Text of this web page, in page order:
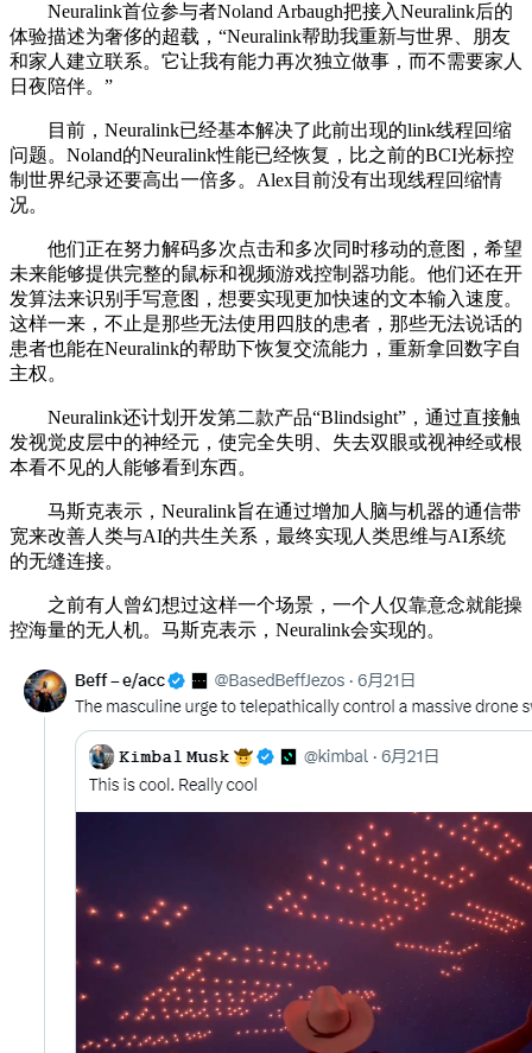
Neuralink首位参与者Noland Arbaugh把接入Neuralink后的
体验描述为奢侈的超载，“Neuralink帮助我重新与世界、朋友
和家人建立联系。它让我有能力再次独立做事，而不需要家人
日夜陪伴。”
目前，Neuralink已经基本解决了此前出现的link线程回缩
问题。Noland的Neuralink性能已经恢复，比之前的BCI光标控
制世界纪录还要高出一倍多。Alex目前没有出现线程回缩情
况。
他们正在努力解码多次点击和多次同时移动的意图，希望
未来能够提供完整的鼠标和视频游戏控制器功能。他们还在开
发算法来识别手写意图，想要实现更加快速的文本输入速度。
这样一来，不止是那些无法使用四肢的患者，那些无法说话的
患者也能在Neuralink的帮助下恢复交流能力，重新拿回数字自
主权。
Neuralink还计划开发第二款产品“Blindsight”，通过直接触
发视觉皮层中的神经元，使完全失明、失去双眼或视神经或根
本看不见的人能够看到东西。
马斯克表示，Neuralink旨在通过增加人脑与机器的通信带
宽来改善人类与AI的共生关系，最终实现人类思维与AI系统
的无缝连接。
之前有人曾幻想过这样一个场景，一个人仅靠意念就能操
控海量的无人机。马斯克表示，Neuralink会实现的。